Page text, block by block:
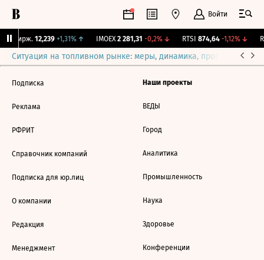
Войти
Бирж. 12,239 +1,31%↑ IMOEX 2 281,31 -0,2%↓ RTSI 874,64 -1,12%↓
Ситуация на топливном рынке: меры, динамика, прогнозы
Подписка
Реклама
РФРИТ
Справочник компаний
Подписка для юр.лиц
О компании
Редакция
Менеджмент
Наши проекты
ВЕДЫ
Город
Аналитика
Промышленность
Наука
Здоровье
Конференции